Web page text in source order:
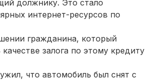
должнику. Это стало
интернет-ресурсов по
гражданина, который
залога по этому кредиту
что автомобиль был снят с